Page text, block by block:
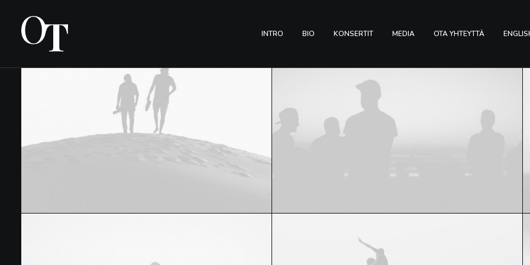
INTRO BIO KONSERTIT MEDIA OTA YHTEYTTÄ